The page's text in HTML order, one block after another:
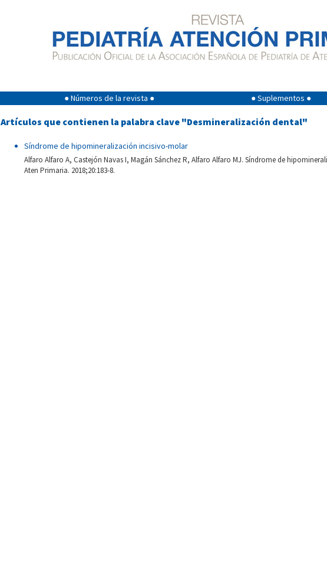
● Números de la revista ● ● Suplementos ●
Artículos que contienen la palabra clave "Desmineralización dental"
Síndrome de hipomineralización incisivo-molar
Alfaro Alfaro A, Castejón Navas I, Magán Sánchez R, Alfaro Alfaro MJ. Síndrome de
Aten Primaria. 2018;20:183-8.